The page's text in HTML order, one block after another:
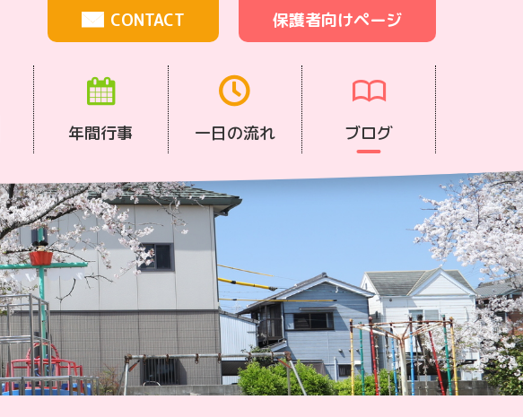
CONTACT 保護者向けページ
年間行事 一日の流れ ブログ